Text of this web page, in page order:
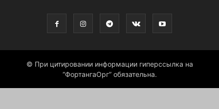
© При цитировании информации гиперссылка на
“ФортангаОрг” обязательна.